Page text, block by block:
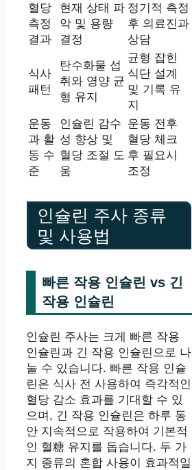
혈당
측정
결과
현재 상태 파
악 및 용량
결정
정기적 측정
후 의료진과
상담
식사
패턴
탄수화물 섭
취와 영양 균
형 유지
균형 잡힌
식단 설계
및 기록 유
지
운동
과 활
동 수
준
인슐린 감수
성 향상 및
혈당 조절 도
움
운동 전후
혈당 체크
후 필요시
조정
인슐린 주사 종류
및 사용법
빠른 작용 인슐린 vs 긴
작용 인슐린
인슐린 주사는 크게 빠른 작용
인슐린과 긴 작용 인슐린으로 나
눌 수 있습니다. 빠른 작용 인슐
린은 식사 전 사용하여 즉각적인
혈당 감소 효과를 기대할 수 있
으며, 긴 작용 인슐린은 하루 동
안 지속적으로 작용하여 기본적
인 혈糖 유지를 돕습니다. 두 가
지 종류의 혼합 사용이 효과적일